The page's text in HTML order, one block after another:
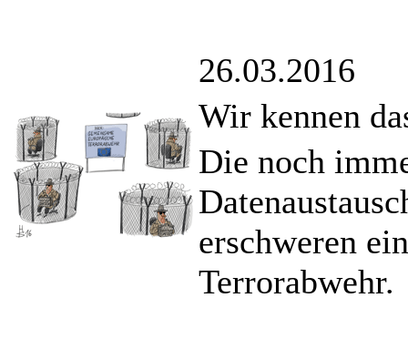
26.03.2016
Wir kennen
Die noch
erschweren
Terrorabwehr.